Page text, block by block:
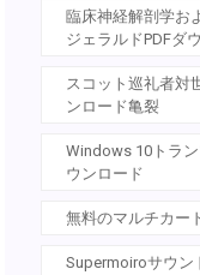
臨床神経解剖学お
ジェラルドPDFダ
スコット巡礼者対
ンロード亀裂
Windows 10トラ
ウンロード
無料のマルチカー
Supermoiroサウン